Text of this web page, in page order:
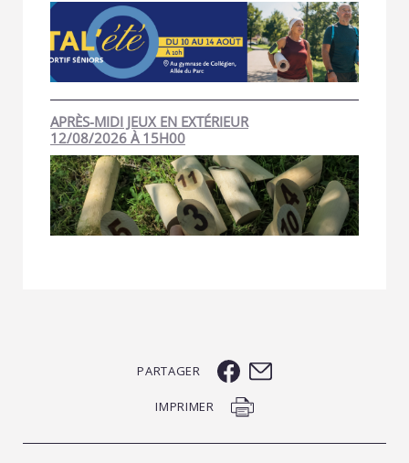
APRÈS-MIDI JEUX EN EXTÉRIEUR
12/08/2026 À 15H00
PARTAGER
IMPRIMER